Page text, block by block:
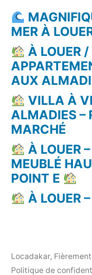
MER À
À LOUER
AUX
VILLA À
ALMADIES –
MARCHÉ
À LOUER
MEUBLÉ
POINT E
À LOUER
Locadakar,
Politique de